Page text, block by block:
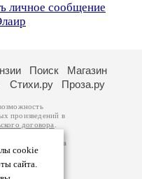
личное сообщение
cookie
сайта.
Поиск
Магазин
Стихи.ру Проза.ру
произведений в
договора
авторам
возможна
можете
за
на